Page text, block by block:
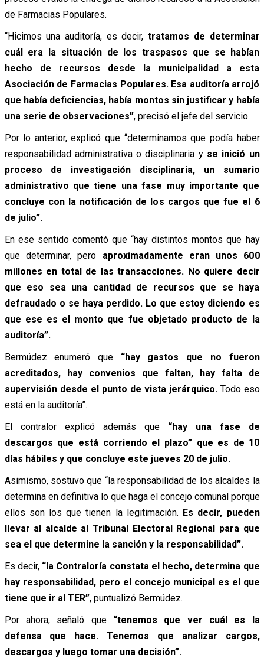
de Farmacias Populares.
“Hicimos una auditoría, es decir,tratamos de determinar
cuál era la situación de los traspasos que se habían
hecho de recursos desde la municipalidad a esta
Asociación de Farmacias Populares. Esa auditoría arrojó
que había deficiencias, había montos sin justificar y había
una serie de observaciones”, precisó el jefe del servicio.
Por lo anterior, explicó que “determinamos que podía haber
responsabilidad administrativa o disciplinaria y se inició un
proceso de investigación disciplinaria, un sumario
administrativo que tiene una fase muy importante que
concluye con la notificación de los cargos que fue el 6
de julio”.
En ese sentido comentó que “hay distintos montos que hay
que determinar, pero aproximadamente eran unos 600
millones en total de las transacciones. No quiere decir
que eso sea una cantidad de recursos que se haya
defraudado o se haya perdido. Lo que estoy diciendo es
que ese es el monto que fue objetado producto de la
auditoría”.
Bermúdez enumeró que “hay gastos que no fueron
acreditados, hay convenios que faltan, hay falta de
supervisión desde el punto de vista jerárquico. Todo eso
está en la auditoría”.
El contralor explicó además que “hay una fase de
descargos que está corriendo el plazo” que es de 10
días hábiles y que concluye este jueves 20 de julio.
Asimismo, sostuvo que “la responsabilidad de los alcaldes la
determina en definitiva lo que haga el concejo comunal porque
ellos son los que tienen la legitimación. Es decir, pueden
llevar al alcalde al Tribunal Electoral Regional para que
sea el que determine la sanción y la responsabilidad”.
Es decir, “la Contraloría constata el hecho, determina que
hay responsabilidad, pero el concejo municipal es el que
tiene que ir al TER”, puntualizó Bermúdez.
Por ahora, señaló que “tenemos que ver cuál es la
defensa que hace. Tenemos que analizar cargos,
descargos y luego tomar una decisión”.